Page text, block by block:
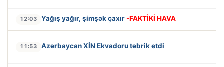
12:03 Yağış yağır, şimşək çaxır -FAKTİKİ HAVA
11:53 Azərbaycan XİN Ekvadoru təbrik etdi